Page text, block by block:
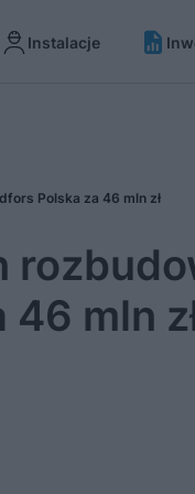
Instalacje
Polska za 46 mln zł
mln